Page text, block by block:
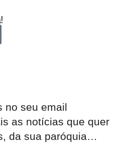
no seu email​
as notícias que quer
da sua paróquia…